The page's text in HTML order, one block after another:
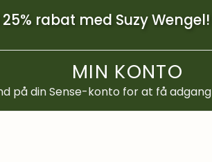
rabat med Suzy Wengel!
MIN KONTO
på din Sense-konto for at få